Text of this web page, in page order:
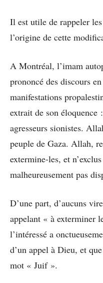
Il est utile de rappeler
l’origine de cette
A Montréal, l’imam
prononcé des discours
manifestations
extrait de son
agresseurs sionistes.
peuple de Gaza. Allah,
extermine-les, et
malheureusement pas
D’une part, d’aucuns
appelant « à exterminer
l’intéressé a
d’un appel à Dieu, et
mot « Juif ».